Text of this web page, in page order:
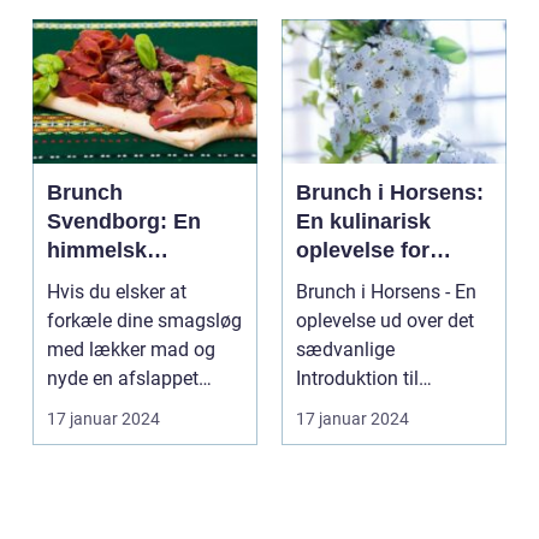
Brunch
Svendborg: En
himmelsk
oplevelse i hjertet
af Danmark
Hvis du elsker at
forkæle dine smagsløg
med lækker mad og
nyde en afslappet
atmosfære, så er
brunch ...
17 januar 2024
Brunch i Horsens:
En kulinarisk
oplevelse for
eventyrrejsende
og backpackere
Brunch i Horsens - En
oplevelse ud over det
sædvanlige
Introduktion til
brunchkulturen i
17 januar 2024